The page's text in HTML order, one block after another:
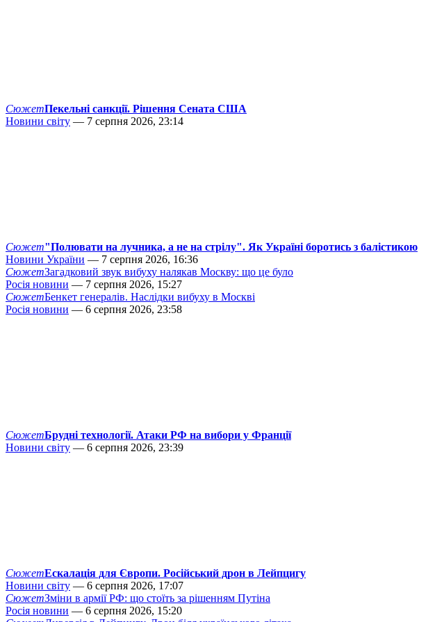
СюжетПекельні санкції. Рішення Сената США
Новини світу — 7 серпня 2026, 23:14
Сюжет"Полювати на лучника, а не на стрілу". Як Україні боротись з балістикою
Новини України — 7 серпня 2026, 16:36
СюжетЗагадковий звук вибуху налякав Москву: що це було
Росія новини — 7 серпня 2026, 15:27
СюжетБенкет генералів. Наслідки вибуху в Москві
Росія новини — 6 серпня 2026, 23:58
СюжетБрудні технології. Атаки РФ на вибори у Франції
Новини світу — 6 серпня 2026, 23:39
СюжетЕскалація для Європи. Російський дрон в Лейпцигу
Новини світу — 6 серпня 2026, 17:07
СюжетЗміни в армії РФ: що стоїть за рішенням Путіна
Росія новини — 6 серпня 2026, 15:20